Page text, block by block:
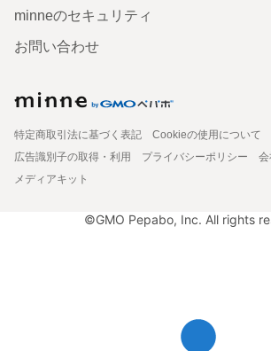
minneのセキュリティ
お問い合わせ
特定商取引法に基づく表記
Cookieの使用について
広告識別子の取得・利用
プライバシーポリシー
メディアキット
©GMO Pepabo, Inc. All rights